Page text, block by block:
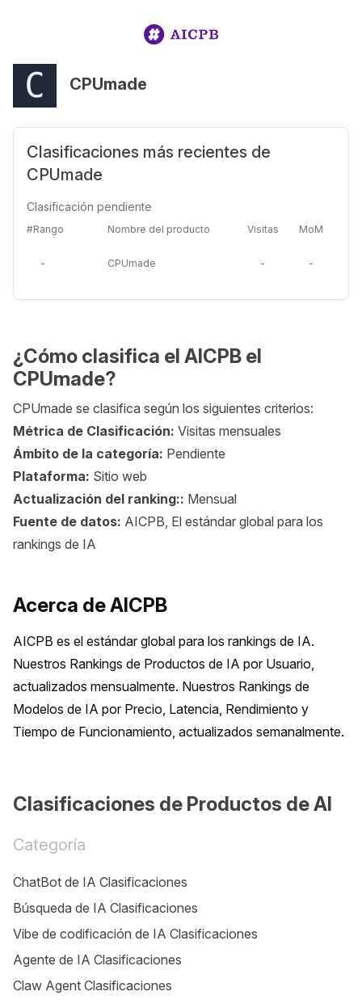
CPUmade
Clasificaciones más recientes de
CPUmade
Clasificación pendiente
#Rango Nombre del producto Visitas MoM
- CPUmade - -
¿Cómo clasifica el AICPB el
CPUmade?
CPUmade se clasifica según los siguientes criterios:
Métrica de Clasificación: Visitas mensuales
Ámbito de la categoría: Pendiente
Plataforma: Sitio web
Actualización del ranking:: Mensual
Fuente de datos: AICPB, El estándar global para los
rankings de IA
Acerca de AICPB
AICPB es el estándar global para los rankings de IA.
Nuestros Rankings de Productos de IA por Usuario,
actualizados mensualmente. Nuestros Rankings de
Modelos de IA por Precio, Latencia, Rendimiento y
Tiempo de Funcionamiento, actualizados semanalmente.
Clasificaciones de Productos de AI
Categoría
ChatBot de IA Clasificaciones
Búsqueda de IA Clasificaciones
Vibe de codificación de IA Clasificaciones
Agente de IA Clasificaciones
Claw Agent Clasificaciones